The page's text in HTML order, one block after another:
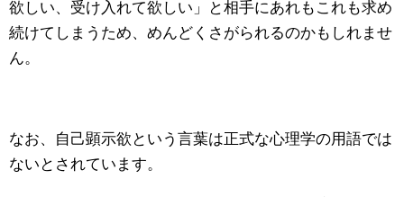
欲しい、受け入れて欲しい」と相手にあれもこれも求め
続けてしまうため、めんどくさがられるのかもしれませ
ん。
なお、自己顕示欲という言葉は正式な心理学の用語では
ないとされています。